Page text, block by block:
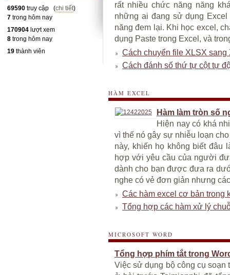
69590 truy cập (chi tiết)
7 trong hôm nay
170904 lượt xem
8 trong hôm nay
19 thành viên
rất nhiều chức năng năng
những ai đang sử dụng
năng đem lại. Khi học excel,
dụng Paste trong Excel, và
Cách chuyển file XLSX
Cách đánh số thứ tự cột tự
HÀM EXCEL
Hàm làm tròn số
Hiện nay có khá
vì thế nó gây sự nhiễu loạn
này, khiến họ không biết đâu
hợp với yêu cầu của người
dành cho bạn được đưa ra
nghe có vẻ đơn giản nhưng
Các hàm excel cơ bản trong
Tổng hợp các hàm xử lý
MICROSOFT WORD
Tổng hợp phím tắt trong
Việc sử dụng bộ công cụ soạn